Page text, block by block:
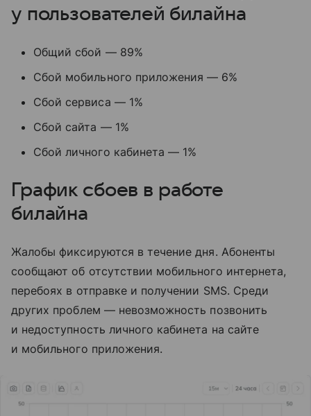
у пользователей билайна
Общий сбой — 89%
Сбой мобильного приложения — 6%
Сбой сервиса — 1%
Сбой сайта — 1%
Сбой личного кабинета — 1%
График сбоев в работе
билайна
Жалобы фиксируются в течение дня. Абоненты
сообщают об отсутствии мобильного интернета,
перебоях в отправке и получении SMS. Среди
других проблем — невозможность позвонить
и недоступность личного кабинета на сайте
и мобильного приложения.